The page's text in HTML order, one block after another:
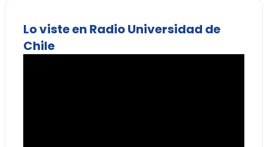
Lo viste en Radio Universidad de
Chile